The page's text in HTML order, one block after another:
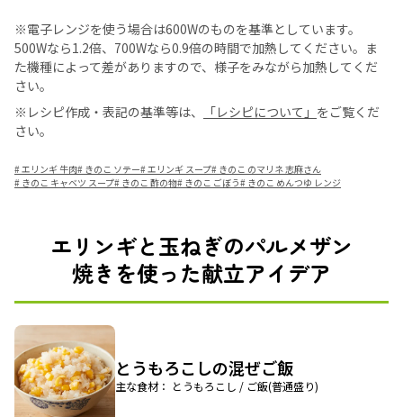
※電子レンジを使う場合は600Wのものを基準としています。
500Wなら1.2倍、700Wなら0.9倍の時間で加熱してください。ま
た機種によって差がありますので、様子をみながら加熱してくだ
さい。
※レシピ作成・表記の基準等は、
「レシピについて」 をご覧くだ
さい。
#エリンギ 牛肉# きのこ ソテー#エリンギ スープ# きのこ のマリネ 志麻さん
# きのこ キャベツ スープ# きのこ 酢の物# きのこ ごぼう# きのこ めんつゆ レンジ
エリンギと玉ねぎのパルメザン
焼きを使った献立アイデア
とうもろこしの混ぜご飯
主な食材： とうもろこし / ご飯(普通盛り)